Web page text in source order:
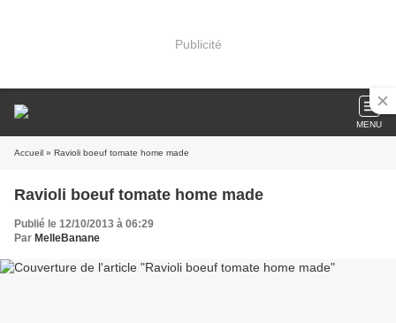
Publicité
MENU
Accueil » Ravioli boeuf tomate home made
Ravioli boeuf tomate home made
Publié le 12/10/2013 à 06:29
Par MelleBanane